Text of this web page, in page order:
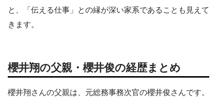
と、「伝える仕事」との縁が深い家系であることも見えて
きます。
櫻井翔の父親・櫻井俊の経歴まとめ
櫻井翔さんの父親は、元総務事務次官の櫻井俊さんです。